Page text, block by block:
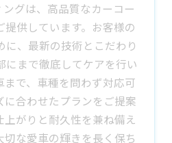
ングは、高品質なカーコー
供しています。お客様の
、最新の技術とこだわり
にまで徹底してケアを行い
まで、車種を問わず対応可
に合わせたプランをご提案
上がりと耐久性を兼ね備え
な愛車の輝きを長く保ち